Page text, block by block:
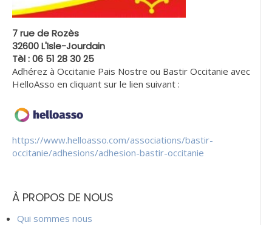
7 rue de Rozès
32600 L'Isle-Jourdain
Tèl : 06 51 28 30 25
Adhérez à Occitanie Pais Nostre ou Bastir Occitanie avec
HelloAsso en cliquant sur le lien suivant :
https://www.helloasso.com/associations/bastir-
occitanie/adhesions/adhesion-bastir-occitanie
À PROPOS DE NOUS
Qui sommes nous